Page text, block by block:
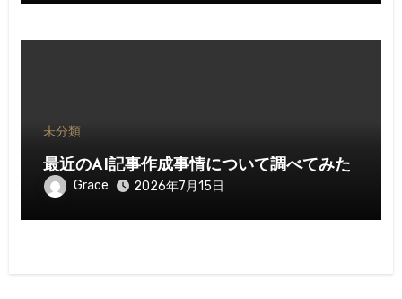
未分類
最近のAI記事作成事情について調べてみた
Grace 2026年7月15日